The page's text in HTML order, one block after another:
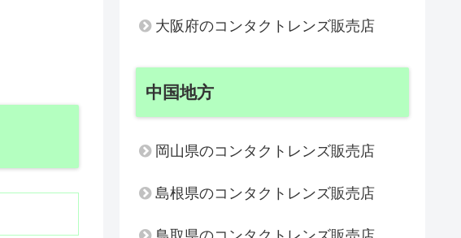
大阪府のコンタクトレンズ販売店
中国地方
岡山県のコンタクトレンズ販売店
島根県のコンタクトレンズ販売店